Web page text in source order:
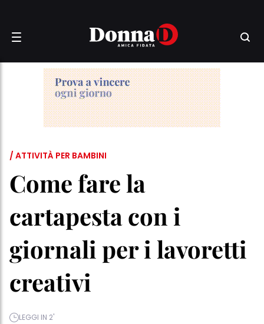
/ ATTIVITÀ PER BAMBINI
Come fare la
cartapesta con i
giornali per i lavoretti
creativi
LEGGI IN 2'